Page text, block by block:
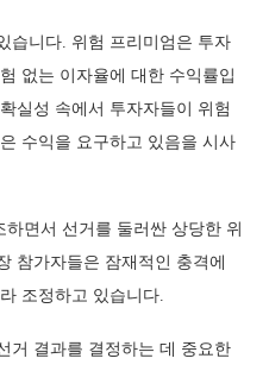
습니다. 위험 프리미엄은 투자
없는 이자율에 대한 수익률입
실성 속에서 투자자들이 위험
수익을 요구하고 있음을 시사
하면서 선거를 둘러싼 상당한 위
참가자들은 잠재적인 충격에
조정하고 있습니다.
거 결과를 결정하는 데 중요한